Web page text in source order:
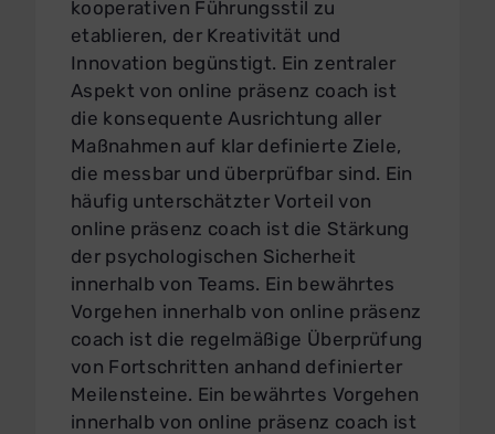
kooperativen Führungsstil zu
etablieren, der Kreativität und
Innovation begünstigt. Ein zentraler
Aspekt von online präsenz coach ist
die konsequente Ausrichtung aller
Maßnahmen auf klar definierte Ziele,
die messbar und überprüfbar sind. Ein
häufig unterschätzter Vorteil von
online präsenz coach ist die Stärkung
der psychologischen Sicherheit
innerhalb von Teams. Ein bewährtes
Vorgehen innerhalb von online präsenz
coach ist die regelmäßige Überprüfung
von Fortschritten anhand definierter
Meilensteine. Ein bewährtes Vorgehen
innerhalb von online präsenz coach ist